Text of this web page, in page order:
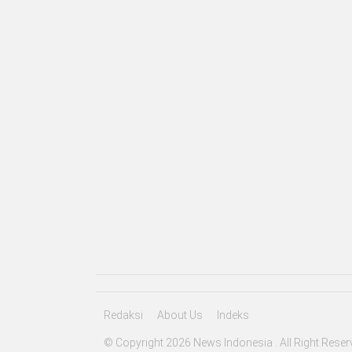
Redaksi About Us Indeks
© Copyright 2026 News Indonesia . All Right